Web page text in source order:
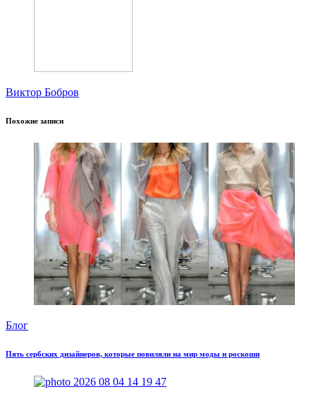
Виктор Бобров
Похожие записи
Блог
Пять сербских дизайнеров, которые повиляли на мир моды и роскоши